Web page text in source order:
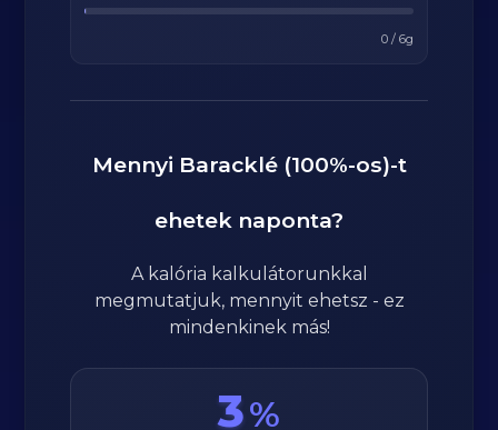
0/ 6g
Mennyi Baracklé (100%-os)-t
ehetek naponta?
A kalória kalkulátorunkkal
megmutatjuk, mennyit ehetsz - ez
mindenkinek más!
3%